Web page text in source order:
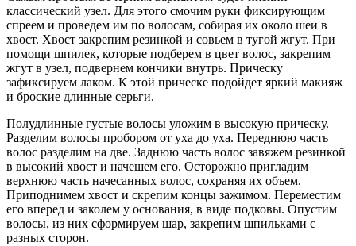
классический узел. Для этого смочим руки фиксирующим
спреем и проведем им по волосам, собирая их около шеи в
хвост. Хвост закрепим резинкой и совьем в тугой жгут. При
помощи шпилек, которые подберем в цвет волос, закрепим
жгут в узел, подвернем кончики внутрь. Прическу
зафиксируем лаком. К этой прическе подойдет яркий макияж
и броские длинные серьги.
Полудлинные густые волосы уложим в высокую прическу.
Разделим волосы пробором от уха до уха. Переднюю часть
волос разделим на две. Заднюю часть волос завяжем резинкой
в высокий хвост и начешем его. Осторожно пригладим
верхнюю часть начесанных волос, сохраняя их объем.
Приподнимем хвост и скрепим концы зажимом. Переместим
его вперед и заколем у основания, в виде подковы. Опустим
волосы, из них сформируем шар, закрепим шпильками с
разных сторон.